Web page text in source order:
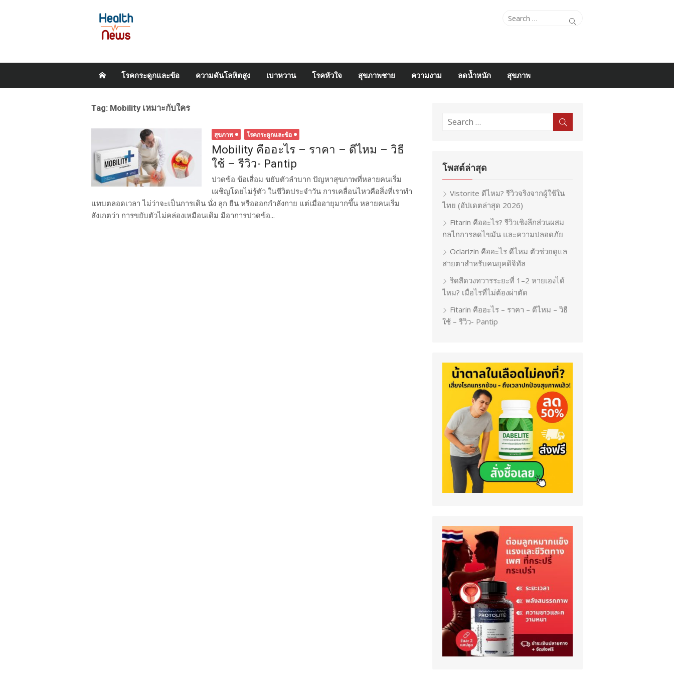
Search
Search
โรคกระดูกและข้อ ความดันโลหิตสูง เบาหวาน โรคหัวใจ สุขภาพชาย ความงาม ลดน้ำหนัก สุขภาพ
Tag: Mobility เหมาะกับใคร
สุขภาพ โรคกระดูกและข้อ
Mobility คืออะไร – ราคา – ดีไหม – วิธี
ใช้ – รีวิว- Pantip
ปวดข้อ ข้อเสื่อม ขยับตัวลำบาก ปัญหาสุขภาพที่หลายคนเริ่ม
เผชิญโดยไม่รู้ตัว ในชีวิตประจำวัน การเคลื่อนไหวคือสิ่งที่เราทำ
แทบตลอดเวลา ไม่ว่าจะเป็นการเดิน นั่ง ลุก ยืน หรือออกกำลังกาย แต่เมื่ออายุมากขึ้น หลายคนเริ่ม
สังเกตว่า การขยับตัวไม่คล่องเหมือนเดิม มีอาการปวดข้อ...
Search
Search
โพสต์ล่าสุด
Vistorite ดีไหม? รีวิวจริงจากผู้ใช้ใน
ไทย (อัปเดตล่าสุด 2026)
Fitarin คืออะไร? รีวิวเชิงลึกส่วนผสม
กลไกการลดไขมัน และความปลอดภัย
Oclarizin คืออะไร ดีไหม ตัวช่วยดูแล
สายตาสำหรับคนยุคดิจิทัล
ริดสีดวงทวารระยะที่ 1–2 หายเองได้
ไหม? เมื่อไรที่ไม่ต้องผ่าตัด
Fitarin คืออะไร – ราคา – ดีไหม – วิธี
ใช้ – รีวิว- Pantip